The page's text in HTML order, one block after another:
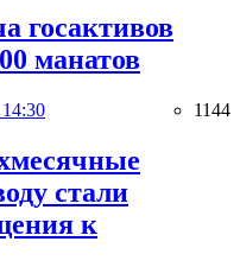
госактивов
манатов
14:30 1144
стали
к